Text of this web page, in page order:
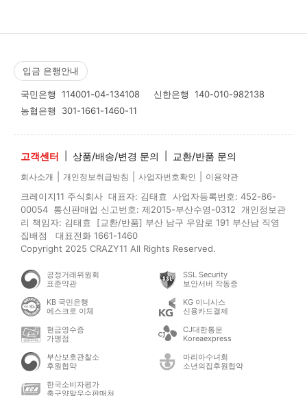
입금 은행안내
국민은행 114001-04-134108 신한은행 140-010-982138
농협은행 301-1661-1460-11
고객센터 상품/배송/변경 문의 교환/반품 문의
회사소개 개인정보취급방침 사업자번호확인 이용약관
크레이지11 주식회사 대표자: 김태효 사업자등록번호: 452-86-
00054 통신판매업 신고번호: 제2015-부산수영-0312 개인정보관
리 책임자: 김태효 [교환/반품] 부산 남구 우암로 191 부산남 직영
집배점 대표전화 1661-1460
Copyright 2025 CRAZY11 All Rights Reserved.
공정거래위원회
표준약관
SSL Security
보안서버 작동중
KB 국민은행
에스크로 이체
KG 이니시스
신용카드결제
현금영수증
가맹점
CJ대한통운
Koreaexpress
부산보호관찰소
후원협약
마리아수녀회
소년의집후원협약
한국소비자평가
축구양말우수판매처